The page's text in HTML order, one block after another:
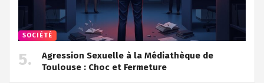
SOCIÉTÉ
Agression Sexuelle à la Médiathèque de
Toulouse : Choc et Fermeture